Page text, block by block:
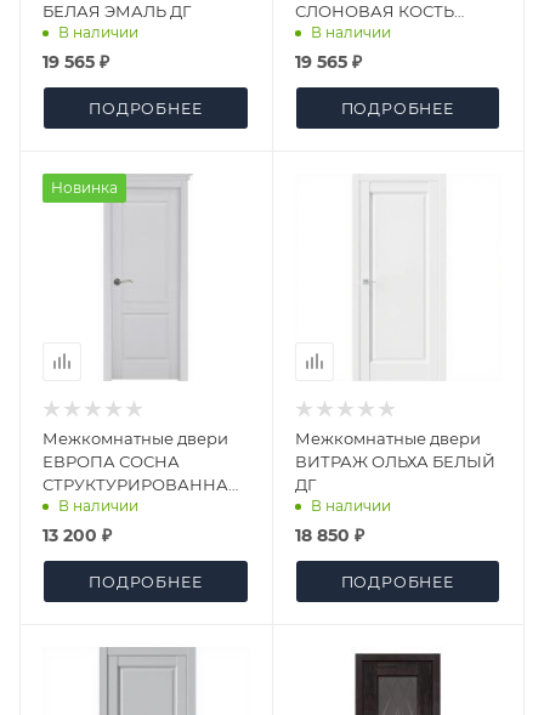
БЕЛАЯ ЭМАЛЬ ДГ
В наличии
19 565 ₽
ПОДРОБНЕЕ
СЛОНОВАЯ КОСТЬ
ЭМАЛЬ ДО
В наличии
19 565 ₽
ПОДРОБНЕЕ
Новинка
Межкомнатные двери
ЕВРОПА СОСНА
СТРУКТУРИРОВАННАЯ
АЙСБЕРГ ДГ
В наличии
13 200 ₽
ПОДРОБНЕЕ
Межкомнатные двери
ВИТРАЖ ОЛЬХА БЕЛЫЙ
ДГ
В наличии
18 850 ₽
ПОДРОБНЕЕ